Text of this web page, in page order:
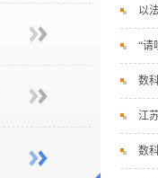
以
“请
数
江
数